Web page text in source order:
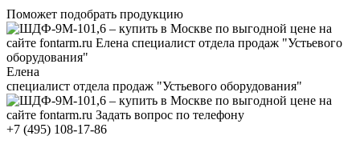
Поможет подобрать продукцию
Елена
специалист отдела продаж "Устьевого оборудования"
+7 (495) 108-17-86